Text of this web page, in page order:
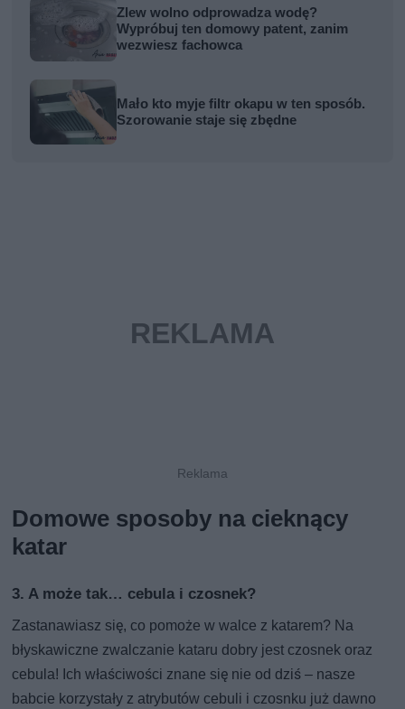
Zlew wolno odprowadza wodę?
Wypróbuj ten domowy patent, zanim
wezwiesz fachowca
Mało kto myje filtr okapu w ten sposób.
Szorowanie staje się zbędne
Domowe sposoby na cieknący
katar
3. A może tak… cebula i czosnek?
Zastanawiasz się, co pomoże w walce z katarem? Na
błyskawiczne zwalczanie kataru dobry jest czosnek oraz
cebula! Ich właściwości znane się nie od dziś – nasze
babcie korzystały z atrybutów cebuli i czosnku już dawno